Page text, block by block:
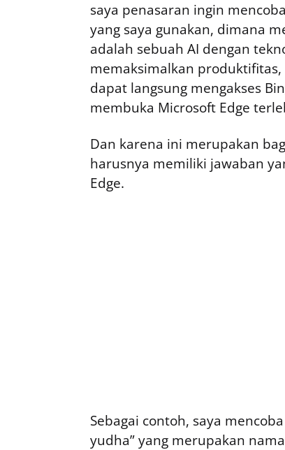
saya penasaran ingin
yang saya gunakan, dimana
adalah sebuah AI dengan
memaksimalkan
dapat langsung mengakses
membuka Microsoft Edge
Dan karena ini merupakan
harusnya memiliki jawaban
Edge.
Sebagai contoh, saya
yudha” yang merupakan